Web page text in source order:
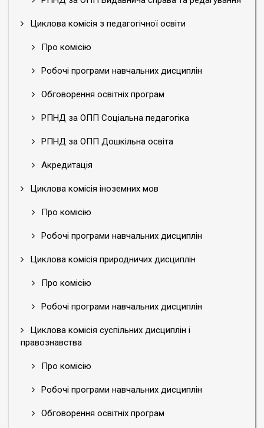
Циклова комісія з педагогічної освіти
Про комісію
Робочі програми навчальних дисциплін
Обговорення освітніх програм
РПНД за ОПП Соціальна педагогіка
РПНД за ОПП Дошкільна освіта
Акредитація
Циклова комісія іноземних мов
Про комісію
Робочі програми навчальних дисциплін
Циклова комісія природничих дисциплін
Про комісію
Робочі програми навчальних дисциплін
Циклова комісія суспільних дисциплін і
правознавства
Про комісію
Робочі програми навчальних дисциплін
Обговорення освітніх програм